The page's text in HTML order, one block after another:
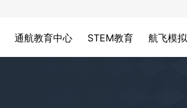
通航教育中心 STEM教育 航飞模